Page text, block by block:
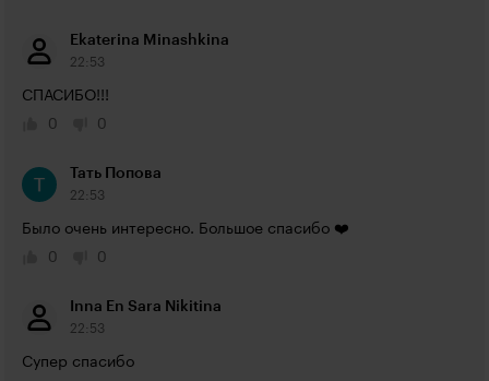
Ekaterina Minashkina
22:53
СПАСИБО!!!
0
0
Тать Попова
22:53
Было очень интересно. Большое спасибо ❤️
0
0
Inna En Sara Nikitina
22:53
Супер спасибо